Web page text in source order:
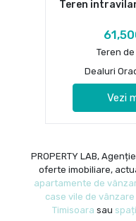
Teren
Teren
Dealuri
Vezi
PROPERTY LAB,
oferte imobiliare,
apartamente de
case vile de vânzare
Timisoara sau